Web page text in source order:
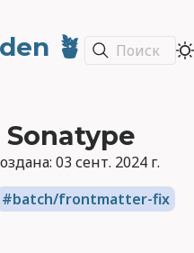
🪴 Поиск
Sonatype
03 сент. 2024 г.
batch/frontmatter-fix